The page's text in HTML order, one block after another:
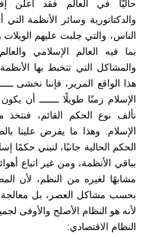
حاليًّا في العالم فقد أعلن
والدكتاتورية وسائر الأنظمة
الناس، والتي جلبت عليهم
بما فيه العالم الإسلامي
والمشاكل التي تتخبط بها
هذا الواقع المرير، فإننا نخشى
الإسلام زمنًا طويلًا ـــــــ أن
نألف نوع الحكم القائم،
الإسلام. وهذا ما يفرض
الحكم الحالية جانبًا، لنبني حكمًا
بباقي الأنظمة، ومن غير اتباع
مشابهًا لغيره من النظم، لأن
بحسب مشاكل العصر، بل
لأنه هو النظام الأصلح والأوفى
النظام الاقتصادي: